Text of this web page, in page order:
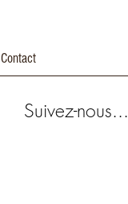
Contact
Suivez-nous...